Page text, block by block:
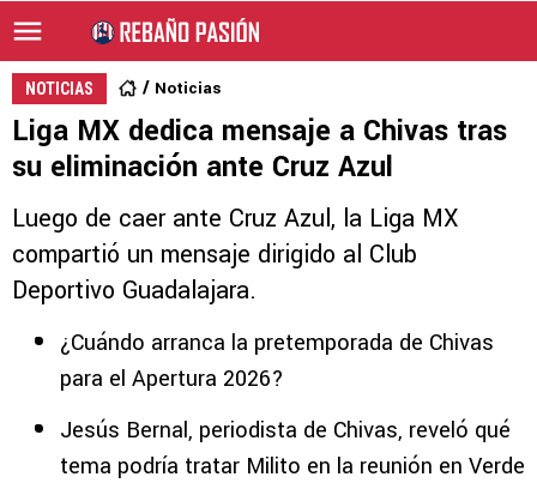
NOTICIAS Noticias
Liga MX dedica mensaje a Chivas tras
su eliminación ante Cruz Azul
Luego de caer ante Cruz Azul, la Liga MX
compartió un mensaje dirigido al Club
Deportivo Guadalajara.
¿Cuándo arranca la pretemporada de Chivas
para el Apertura 2026?
Jesús Bernal, periodista de Chivas, reveló qué
tema podría tratar Milito en la reunión en Verde